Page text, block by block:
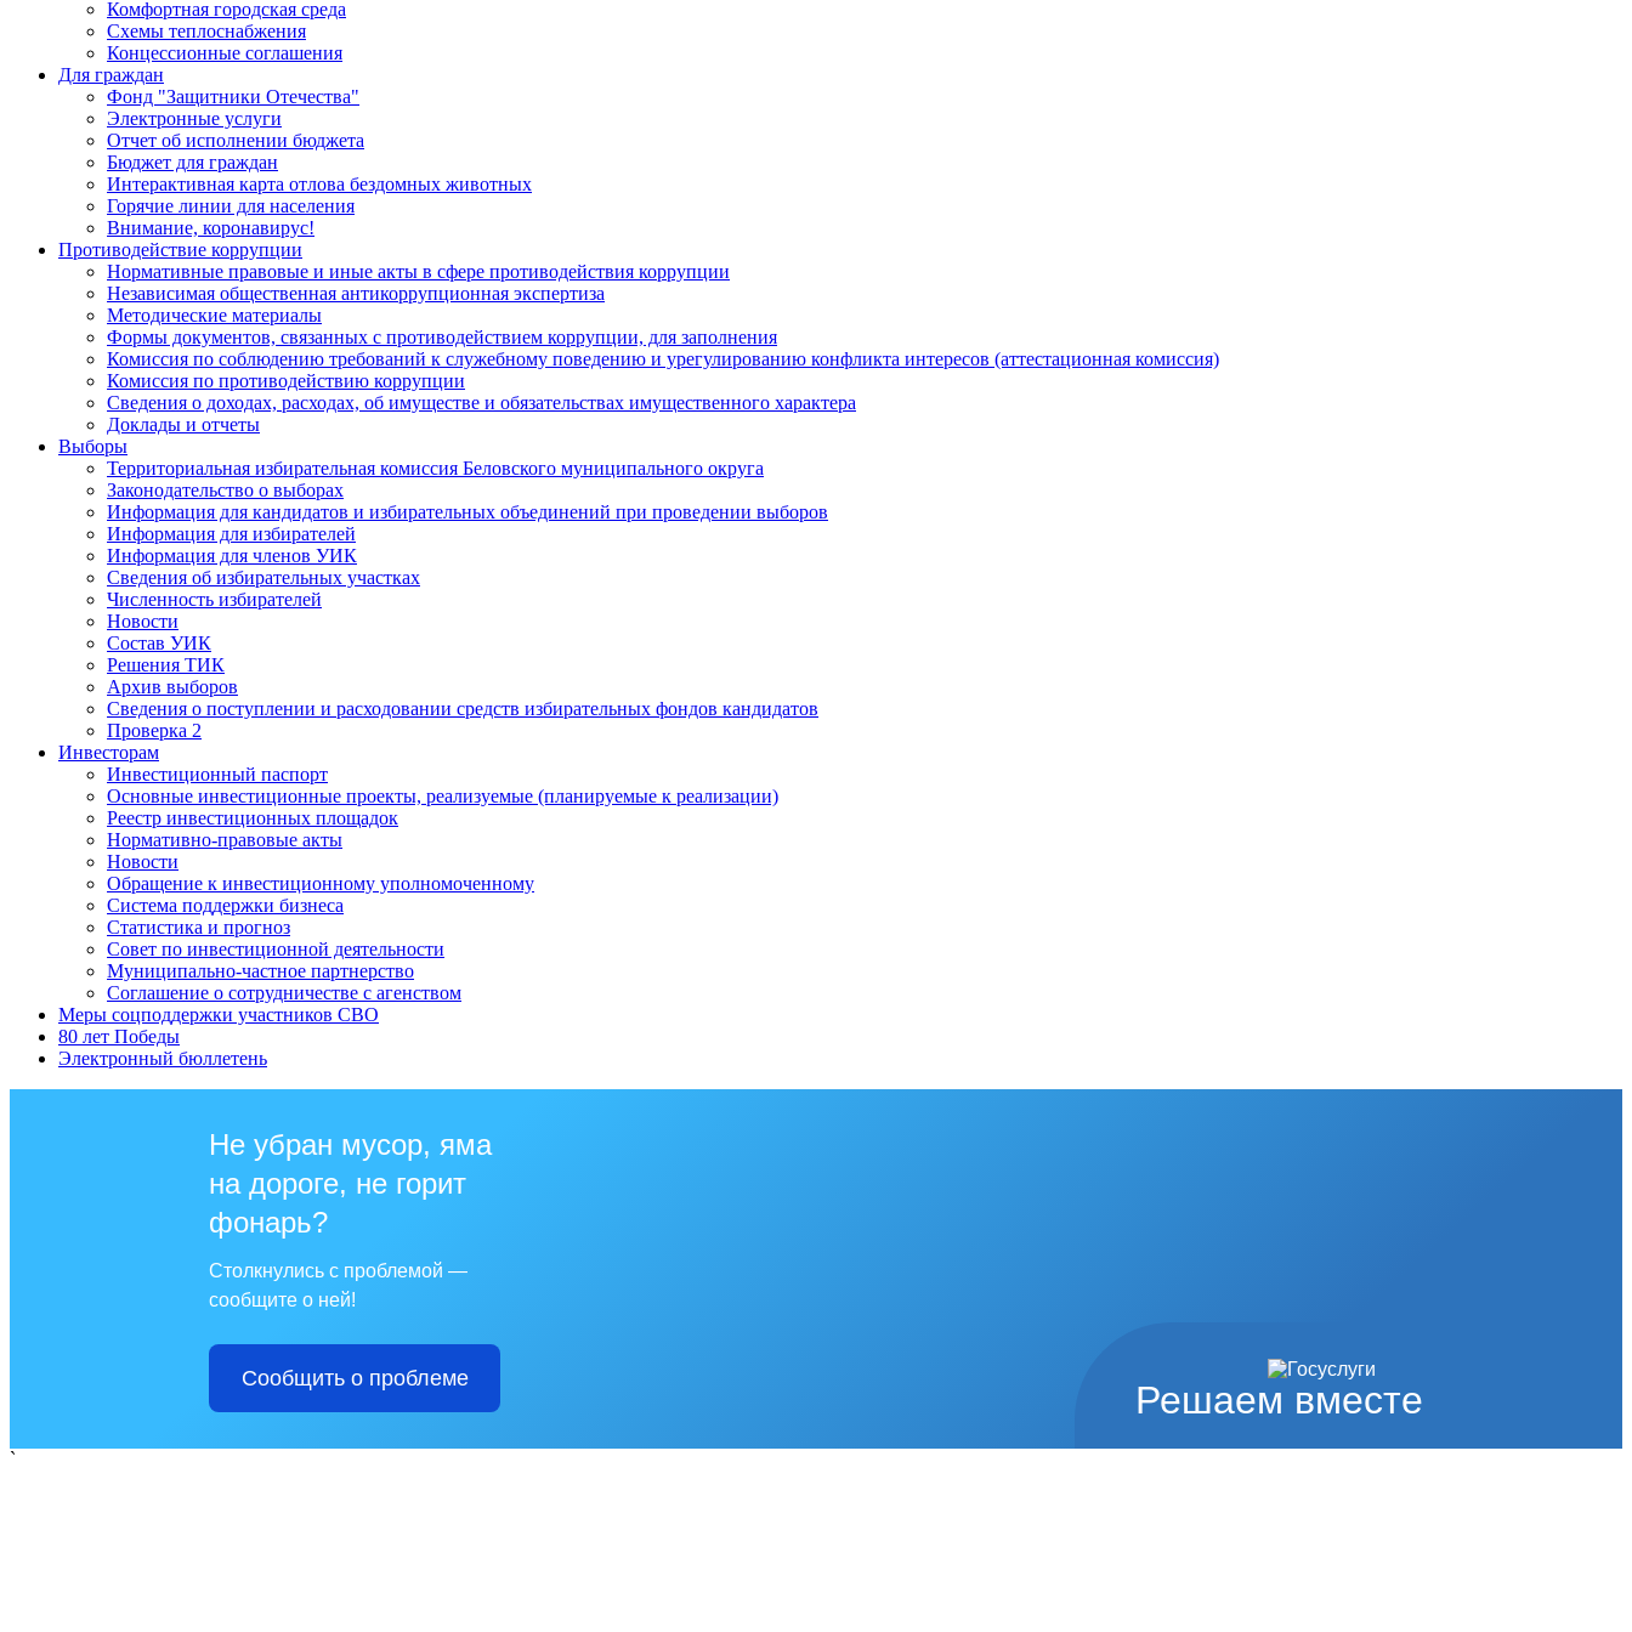
Комфортная городская среда
Схемы теплоснабжения
Концессионные соглашения
Для граждан
Фонд "Защитники Отечества"
Электронные услуги
Отчет об исполнении бюджета
Бюджет для граждан
Интерактивная карта отлова бездомных животных
Горячие линии для населения
Внимание, коронавирус!
Противодействие коррупции
Нормативные правовые и иные акты в сфере противодействия коррупции
Независимая общественная антикоррупционная экспертиза
Методические материалы
Формы документов, связанных с противодействием коррупции, для заполнения
Комиссия по соблюдению требований к служебному поведению и урегулированию конфликта интересов (аттестационная комиссия)
Комиссия по противодействию коррупции
Сведения о доходах, расходах, об имуществе и обязательствах имущественного характера
Доклады и отчеты
Выборы
Территориальная избирательная комиссия Беловского муниципального округа
Законодательство о выборах
Информация для кандидатов и избирательных объединений при проведении выборов
Информация для избирателей
Информация для членов УИК
Сведения об избирательных участках
Численность избирателей
Новости
Состав УИК
Решения ТИК
Архив выборов
Сведения о поступлении и расходовании средств избирательных фондов кандидатов
Проверка 2
Инвесторам
Инвестиционный паспорт
Основные инвестиционные проекты, реализуемые (планируемые к реализации)
Реестр инвестиционных площадок
Нормативно-правовые акты
Новости
Обращение к инвестиционному уполномоченному
Система поддержки бизнеса
Статистика и прогноз
Совет по инвестиционной деятельности
Муниципально-частное партнерство
Соглашение о сотрудничестве с агенством
Меры соцподдержки участников СВО
80 лет Победы
Электронный бюллетень
Решаем вместе
Не убран мусор, яма
на дороге, не горит
фонарь?
Столкнулись с проблемой —
сообщите о ней!
Сообщить о проблеме
`